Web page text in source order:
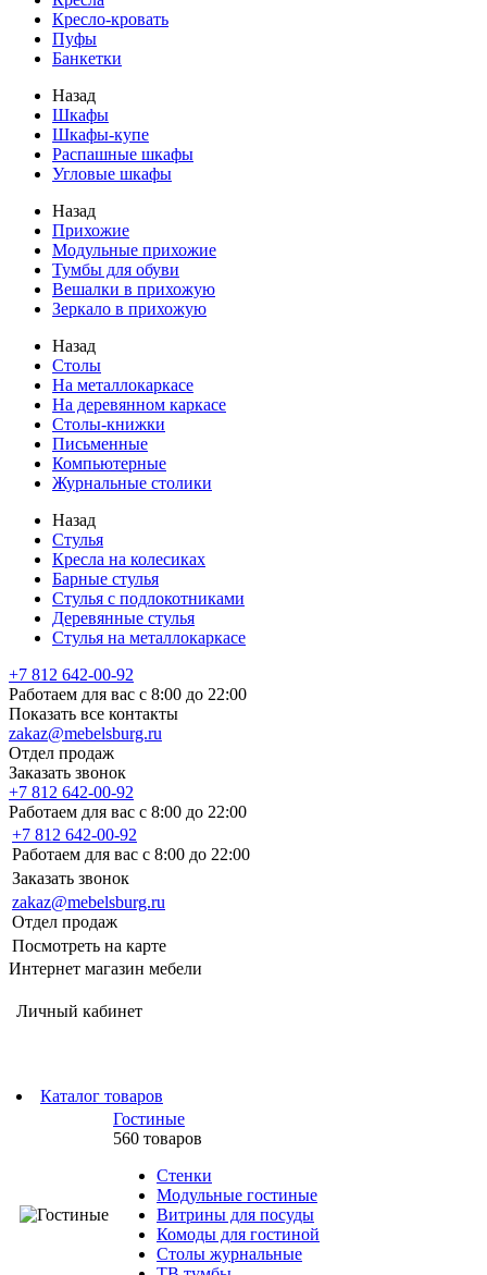
Кресло-кровать
Пуфы
Банкетки
Назад
Шкафы
Шкафы-купе
Распашные шкафы
Угловые шкафы
Назад
Прихожие
Модульные прихожие
Тумбы для обуви
Вешалки в прихожую
Зеркало в прихожую
Назад
Столы
На металлокаркасе
На деревянном каркасе
Столы-книжки
Письменные
Компьютерные
Журнальные столики
Назад
Стулья
Кресла на колесиках
Барные стулья
Стулья с подлокотниками
Деревянные стулья
Стулья на металлокаркасе
+7 812 642-00-92
Работаем для вас с 8:00 до 22:00
Показать все контакты
zakaz@mebelsburg.ru
Отдел продаж
Заказать звонок
+7 812 642-00-92
Работаем для вас с 8:00 до 22:00
+7 812 642-00-92
Работаем для вас с 8:00 до 22:00
Заказать звонок
zakaz@mebelsburg.ru
Отдел продаж
Посмотреть на карте
Интернет магазин мебели
Личный кабинет
Каталог товаров
Гостиные
560 товаров
Стенки
Модульные гостиные
Витрины для посуды
Комоды для гостиной
Столы журнальные